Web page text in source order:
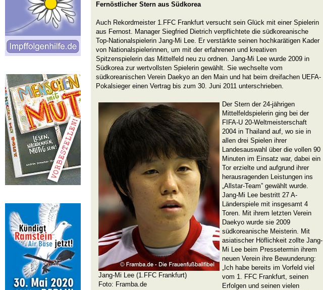
Fernöstlicher Stern aus Südkorea
Auch Rekordmeister 1.FFC Frankfurt versucht sein Glück mit einer Spielerin
aus Fernost. Manager Siegfried Dietrich verpflichtete die südkoreanische
Top-Nationalspielerin Jang-Mi Lee. Er verstärkte seinen hochkarätigen Kader
von Nationalspielerinnen, um mit der erfahrenen und kreativen
Spitzenspielerin das Mittelfeld neu zu ordnen. Jang-Mi Lee wurde 2009 in
Südkorea zur wertvollsten Spielerin gewählt. Sie wechselte vom
südkoreanischen Verein Daekyo an den Main und hat beim dreifachen UEFA-
Pokalsieger einen Vertrag bis zum 30. Juni 2011 unterschrieben.
Jang-Mi Lee (1.FFC Frankfurt)
Foto: Framba.de
Der Stern der 24-jährigen
Mittelfeldspielerin ging bei der
FIFA-U 20-Weltmeisterschaft
2004 in Thailand auf, wo sie in
allen drei Spielen ihrer
Landesauswahl über die vollen 90
Minuten im Einsatz war, dabei ein
Tor erzielte und aufgrund ihrer
herausragenden Leistungen ins
„Allstar-Team” gewählt wurde.
Jang-Mi Lee bestritt 27 A-
Länderspiele mit insgesamt 4
Toren. Mit ihrem letzten Verein
Daekyo wurde sie 2009
südkoreanische Meisterin. Mit
asiatischer Höflichkeit zollte Jang-
Mi Lee beim Pressetermin ihrem
neuen Verein ihre Bewunderung:
„Ich habe bereits im Vorfeld viel
vom 1. FFC Frankfurt, seinen
Erfolgen und seinen vielen